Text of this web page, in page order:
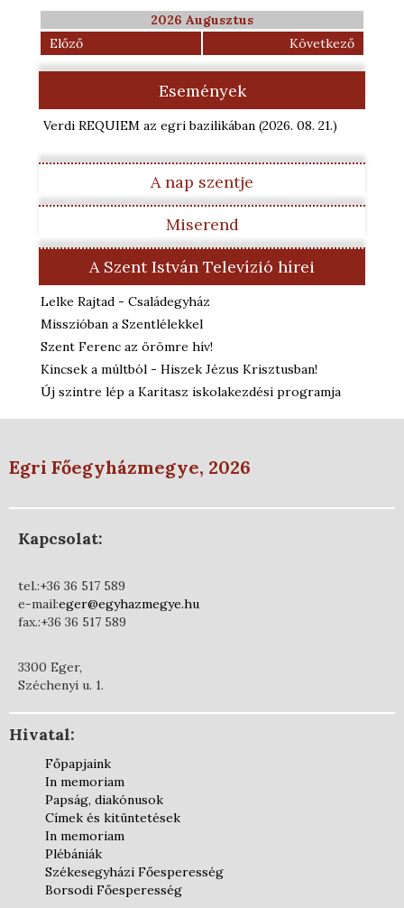
2026 Augusztus
Előző
Következő
Események
Verdi REQUIEM az egri bazilikában (2026. 08. 21.)
A nap szentje
Miserend
A Szent István Televízió hírei
Lelke Rajtad - Családegyház
Misszióban a Szentlélekkel
Szent Ferenc az örömre hív!
Kincsek a múltból - Hiszek Jézus Krisztusban!
Új szintre lép a Karitasz iskolakezdési programja
Egri Főegyházmegye, 2026
Kapcsolat:
tel.:+36 36 517 589
e-mail:eger@egyhazmegye.hu
fax.:+36 36 517 589
3300 Eger,
Széchenyi u. 1.
Hivatal:
Főpapjaink
In memoriam
Papság, diakónusok
Címek és kitüntetések
In memoriam
Plébániák
Székesegyházi Főesperesség
Borsodi Főesperesség